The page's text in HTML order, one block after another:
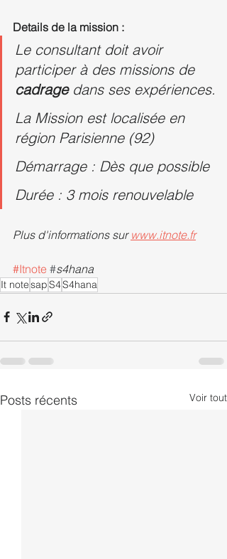
Details de la mission :
Le consultant doit avoir
participer à des missions de
cadrage dans ses expériences.
La Mission est localisée en
région Parisienne (92)
Démarrage : Dès que possible
Durée : 3 mois renouvelable
Plus d'informations sur www.itnote.fr
#Itnote #s4hana
It notesapS4S4hana
Posts récents Voir tout